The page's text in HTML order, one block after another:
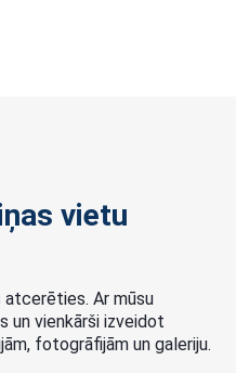
vietu
Ar mūsu
un vienkārši izveidot
fotogrāfijām un galeriju.